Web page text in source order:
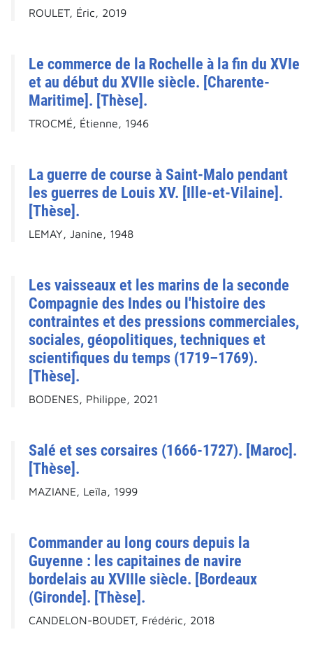
ROULET, Éric, 2019
Le commerce de la Rochelle à la fin du XVIe
et au début du XVIIe siècle. [Charente-
Maritime]. [Thèse].
TROCMÉ, Étienne, 1946
La guerre de course à Saint-Malo pendant
les guerres de Louis XV. [Ille-et-Vilaine].
[Thèse].
LEMAY, Janine, 1948
Les vaisseaux et les marins de la seconde
Compagnie des Indes ou l'histoire des
contraintes et des pressions commerciales,
sociales, géopolitiques, techniques et
scientifiques du temps (1719–1769).
[Thèse].
BODENES, Philippe, 2021
Salé et ses corsaires (1666-1727). [Maroc].
[Thèse].
MAZIANE, Leïla, 1999
Commander au long cours depuis la
Guyenne : les capitaines de navire
bordelais au XVIIIe siècle. [Bordeaux
(Gironde]. [Thèse].
CANDELON-BOUDET, Frédéric, 2018